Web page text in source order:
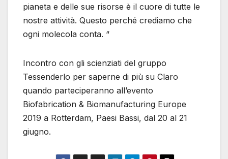
pianeta e delle sue risorse è il cuore di tutte le
nostre attività. Questo perché crediamo che
ogni molecola conta. “
Incontro con gli scienziati del gruppo
Tessenderlo per saperne di più su Claro
quando parteciperanno all’evento
Biofabrication & Biomanufacturing Europe
2019 a Rotterdam, Paesi Bassi, dal 20 al 21
giugno.